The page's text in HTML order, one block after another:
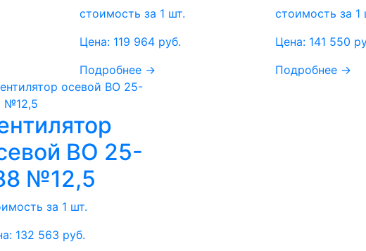
стоимость за 1 шт.
Цена: 119 964 руб.
Подробнее →
стоимость за 1
Цена: 141 550
Подробнее →
ВО 25-
№12,5
за 1 шт.
132 563 руб.